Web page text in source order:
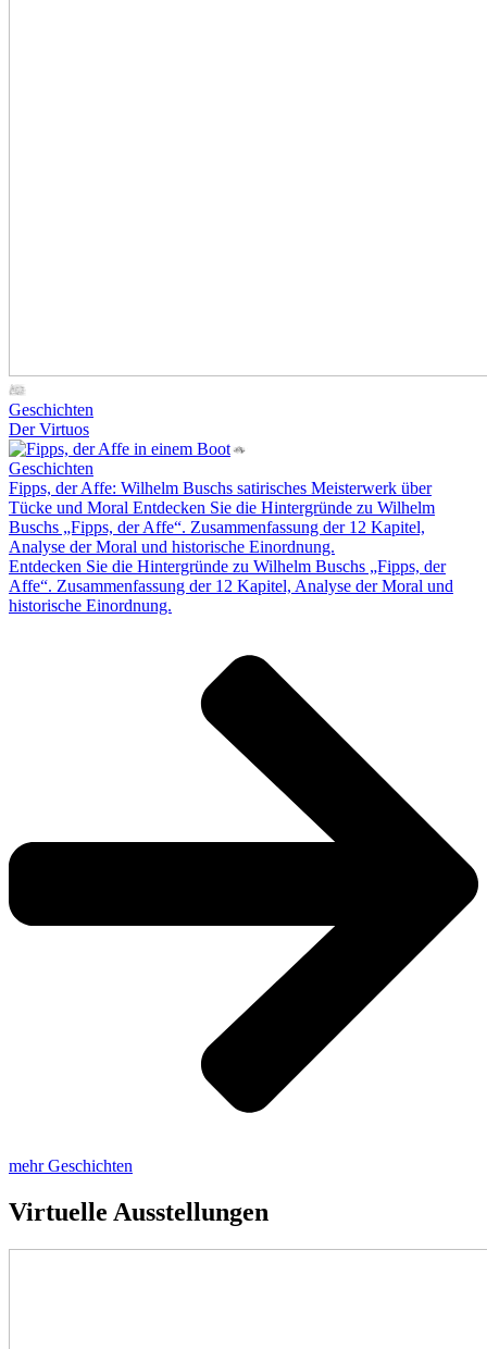
Geschichten
Der Virtuos
Geschichten
Fipps, der Affe: Wilhelm Buschs satirisches Meisterwerk über
Tücke und Moral Entdecken Sie die Hintergründe zu Wilhelm
Buschs „Fipps, der Affe“. Zusammenfassung der 12 Kapitel,
Analyse der Moral und historische Einordnung.
Entdecken Sie die Hintergründe zu Wilhelm Buschs „Fipps, der
Affe“. Zusammenfassung der 12 Kapitel, Analyse der Moral und
historische Einordnung.
mehr Geschichten
Virtuelle Ausstellungen